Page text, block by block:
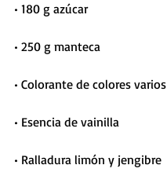
• 180 g azúcar
• 250 g manteca
• Colorante de colores varios
• Esencia de vainilla
• Ralladura limón y jengibre